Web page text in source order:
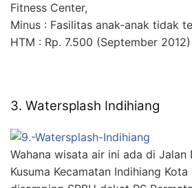
Fitness Center,
Minus : Fasilitas anak-anak tidak
HTM : Rp. 7.500 (September 2012)
3. Watersplash Indihiang
Wahana wisata air ini ada di Jalan
Kusuma Kecamatan Indihiang